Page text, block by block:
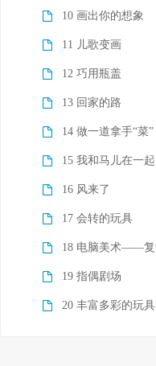
10 画出你的想象
11 儿歌变画
12 巧用瓶盖
13 回家的路
14 做一道拿手“菜”
15 我和马儿在一起
16 风来了
17 会转的玩具
19 指偶剧场
20 丰富多彩的玩具